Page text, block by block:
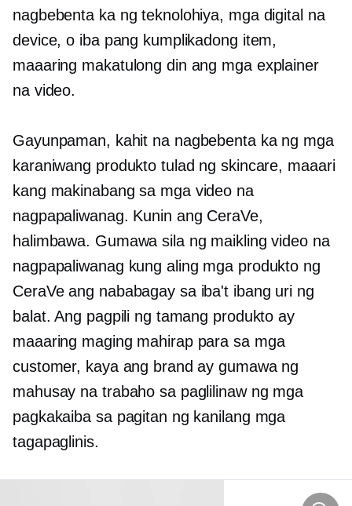
nagbebenta ka ng teknolohiya, mga digital na
device, o iba pang kumplikadong item,
maaaring makatulong din ang mga explainer
na video.
Gayunpaman, kahit na nagbebenta ka ng mga
karaniwang produkto tulad ng skincare, maaari
kang makinabang sa mga video na
nagpapaliwanag. Kunin ang CeraVe,
halimbawa. Gumawa sila ng maikling video na
nagpapaliwanag kung aling mga produkto ng
CeraVe ang nababagay sa iba't ibang uri ng
balat. Ang pagpili ng tamang produkto ay
maaaring maging mahirap para sa mga
customer, kaya ang brand ay gumawa ng
mahusay na trabaho sa paglilinaw ng mga
pagkakaiba sa pagitan ng kanilang mga
tagapaglinis.